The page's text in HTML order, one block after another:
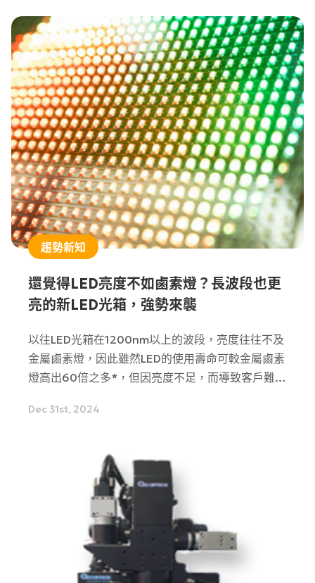
精確的測量結果，非常適用於半導體、消費電子和動
力電池等行業應用。
趨勢新知
還覺得LED亮度不如鹵素燈？長波段也更
亮的新LED光箱，強勢來襲
以往LED光箱在1200nm以上的波段，亮度往往不及
金屬鹵素燈，因此雖然LED的使用壽命可較金屬鹵素
燈高出60倍之多*，但因亮度不足，而導致客戶難以
REVOX近期將LED光箱的亮度進行了大幅升級，目
Dec 31st, 2024